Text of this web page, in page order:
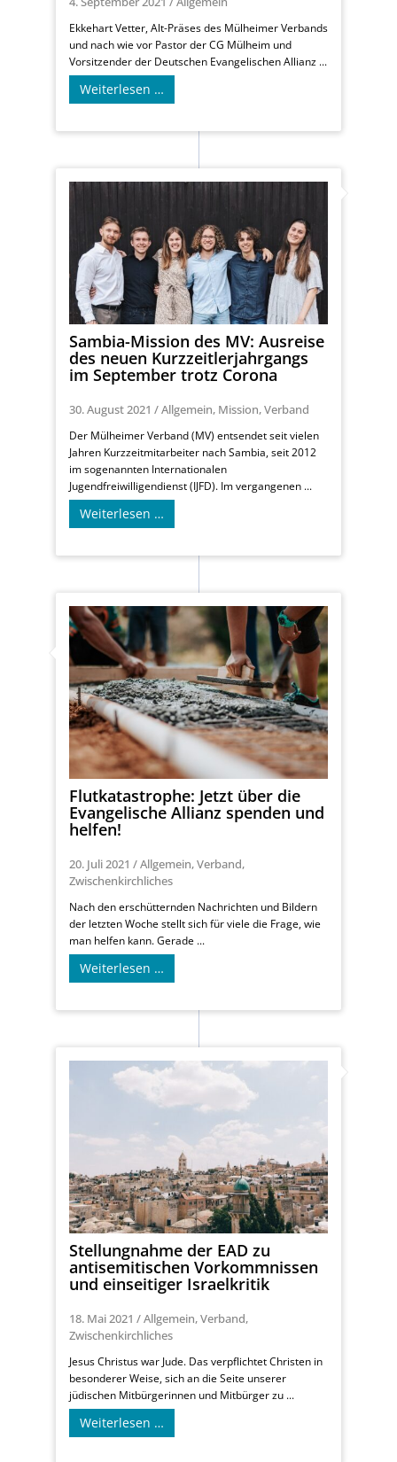
Ekkehart Vetter, Alt-Präses des Mülheimer Verbands
und nach wie vor Pastor der CG Mülheim und
Vorsitzender der Deutschen Evangelischen Allianz ...
Weiterlesen …
Sambia-Mission des MV: Ausreise
des neuen Kurzzeitlerjahrgangs
im September trotz Corona
30. August 2021 /Allgemein, Mission,Verband
Der Mülheimer Verband (MV) entsendet seit vielen
Jahren Kurzzeitmitarbeiter nach Sambia, seit 2012
im sogenannten Internationalen
Jugendfreiwilligendienst (IJFD). Im vergangenen ...
Weiterlesen …
Flutkatastrophe: Jetzt über die
Evangelische Allianz spenden und
helfen!
20. Juli 2021 /Allgemein,Verband,
Zwischenkirchliches
Nach den erschütternden Nachrichten und Bildern
der letzten Woche stellt sich für viele die Frage, wie
man helfen kann. Gerade ...
Weiterlesen …
Stellungnahme der EAD zu
antisemitischen Vorkommnissen
und einseitiger Israelkritik
18. Mai 2021 /Allgemein,Verband,
Zwischenkirchliches
Jesus Christus war Jude. Das verpflichtet Christen in
besonderer Weise, sich an die Seite unserer
jüdischen Mitbürgerinnen und Mitbürger zu ...
Weiterlesen …